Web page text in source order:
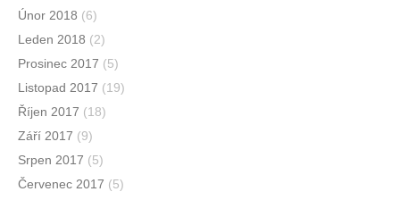
Únor 2018 (6)
Leden 2018 (2)
Prosinec 2017 (5)
Listopad 2017 (19)
Říjen 2017 (18)
Září 2017 (9)
Srpen 2017 (5)
Červenec 2017 (5)